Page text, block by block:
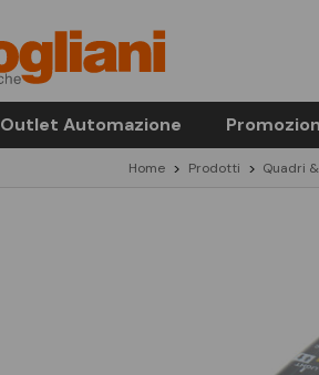
Outlet Automazione
Home Prodotti Quadri